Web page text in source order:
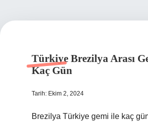
Türkiye Brezilya Arası
Kaç Gün
Tarih: Ekim 2, 2024
Brezilya Türkiye gemi ile kaç